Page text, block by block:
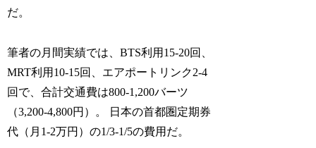
だ。
筆者の月間実績では、BTS利用15-20回、
MRT利用10-15回、エアポートリンク2-4
回で、合計交通費は800-1,200バーツ
（3,200-4,800円）。 日本の首都圏定期券
代（月1-2万円）の1/3-1/5の費用だ。